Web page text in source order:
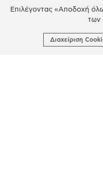
Πρόγραμμα ενίσχυσης
οργανώσεων της
Επιλέγοντας «Αποδοχή
των
Διαχείριση